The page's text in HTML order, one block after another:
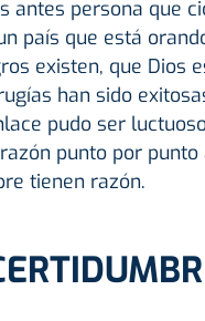
antes persona que
país que está
existen, que Dios
han sido
pudo ser
punto por
tienen razón.